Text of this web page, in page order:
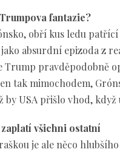
fantazie?
obří kus ledu patřící
absurdní epizoda z
Trump pravděpodobně
tak mimochodem,
USA přišlo vhod, když
všichni ostatní
je ale něco